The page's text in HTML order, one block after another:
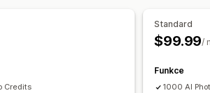
Nahrání souboru
značky
Credits
Standard
$99.99/
Funkce
1000 AI